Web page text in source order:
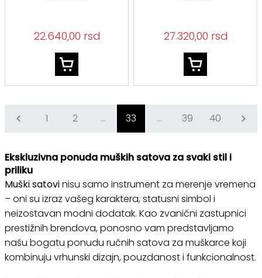
22.640,00 rsd 27.320,00 rsd
1 2 ... 33 ... 39 40
Ekskluzivna ponuda muških satova za svaki stil i
priliku
Muški satovinisu samo instrument za merenje vremena
– oni su izraz vašeg karaktera, statusni simbol i
neizostavan modni dodatak. Kao zvanični zastupnici
prestižnih brendova, ponosno vam predstavljamo
našu bogatu ponudu ručnih satova za muškarce koji
kombinuju vrhunski dizajn, pouzdanost i funkcionalnost.